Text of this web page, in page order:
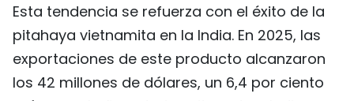
Esta tendencia se refuerza con el éxito de la
pitahaya vietnamita en la India. En 2025, las
exportaciones de este producto alcanzaron
los 42 millones de dólares, un 6,4 por ciento